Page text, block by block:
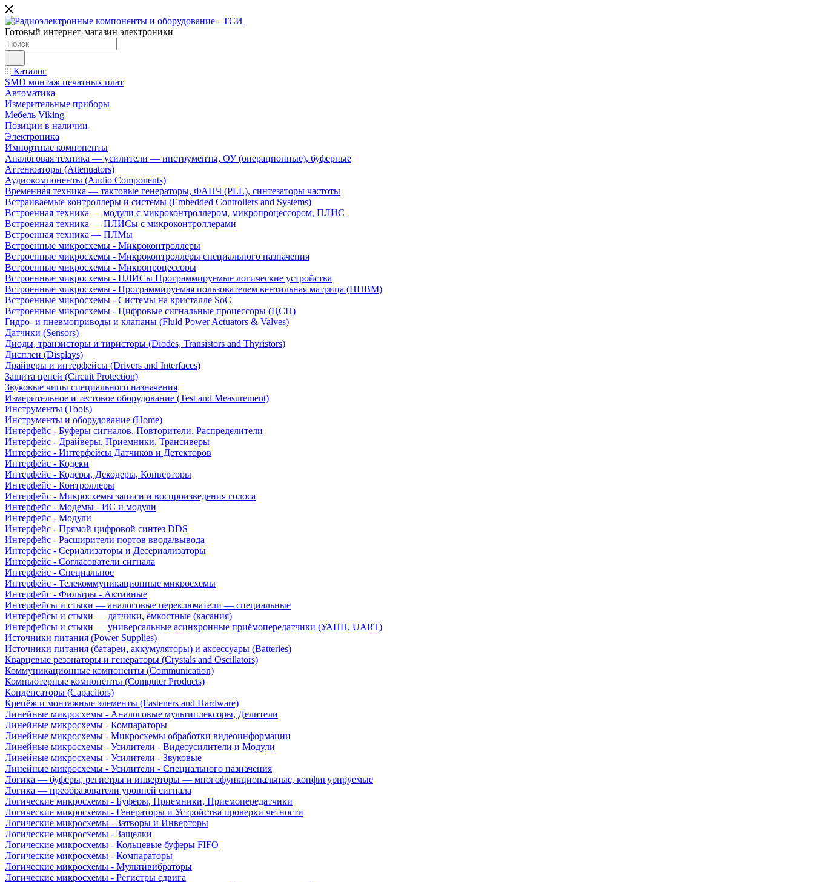
Готовый интернет-магазин электроники
Каталог
SMD монтаж печатных плат
Автоматика
Измерительные приборы
Мебель Viking
Позиции в наличии
Электроника
Импортные компоненты
Аналоговая техника — усилители — инструменты, ОУ (операционные), буферные
Аттенюаторы (Attenuators)
Аудиокомпоненты (Audio Components)
Временна́я техника — тактовые генераторы, ФАПЧ (PLL), синтезаторы частоты
Встраиваемые контроллеры и системы (Embedded Controllers and Systems)
Встроенная техника — модули с микроконтроллером, микропроцессором, ПЛИС
Встроенная техника — ПЛИСы с микроконтроллерами
Встроенная техника — ПЛМы
Встроенные микросхемы - Микроконтроллеры
Встроенные микросхемы - Микроконтроллеры специального назначения
Встроенные микросхемы - Микропроцессоры
Встроенные микросхемы - ПЛИСы Программируемые логические устройства
Встроенные микросхемы - Программируемая пользователем вентильная матрица (ППВМ)
Встроенные микросхемы - Системы на кристалле SoC
Встроенные микросхемы - Цифровые сигнальные процессоры (ЦСП)
Гидро- и пневмоприводы и клапаны (Fluid Power Actuators & Valves)
Датчики (Sensors)
Диоды, транзисторы и тиристоры (Diodes, Transistors and Thyristors)
Дисплеи (Displays)
Драйверы и интерфейсы (Drivers and Interfaces)
Защита цепей (Circuit Protection)
Звуковые чипы специального назначения
Измерительное и тестовое оборудование (Test and Measurement)
Инструменты (Tools)
Инструменты и оборудование (Home)
Интерфейс - Буферы сигналов, Повторители, Распределители
Интерфейс - Драйверы, Приемники, Трансиверы
Интерфейс - Интерфейсы Датчиков и Детекторов
Интерфейс - Кодеки
Интерфейс - Кодеры, Декодеры, Конверторы
Интерфейс - Контроллеры
Интерфейс - Микросхемы записи и воспроизведения голоса
Интерфейс - Модемы - ИС и модули
Интерфейс - Модули
Интерфейс - Прямой цифровой синтез DDS
Интерфейс - Расширители портов ввода/вывода
Интерфейс - Сериализаторы и Десериализаторы
Интерфейс - Согласователи сигнала
Интерфейс - Специальное
Интерфейс - Телекоммуникационные микросхемы
Интерфейс - Фильтры - Активные
Интерфейсы и стыки — аналоговые переключатели — специальные
Интерфейсы и стыки — датчики, ёмкостные (касания)
Интерфейсы и стыки — универсальные асинхронные приёмопередатчики (УАПП, UART)
Источники питания (Power Supplies)
Источники питания (батареи, аккумуляторы) и аксессуары (Batteries)
Кварцевые резонаторы и генераторы (Crystals and Oscillators)
Коммуникационные компоненты (Communication)
Компьютерные компоненты (Computer Products)
Конденсаторы (Capacitors)
Крепёж и монтажные элементы (Fasteners and Hardware)
Линейные микросхемы - Аналоговые мультиплексоры, Делители
Линейные микросхемы - Компараторы
Линейные микросхемы - Микросхемы обработки видеоинформации
Линейные микросхемы - Усилители - Видеоусилители и Модули
Линейные микросхемы - Усилители - Звуковые
Линейные микросхемы - Усилители - Специального назначения
Логика — буферы, регистры и инверторы — многофункциональные, конфигурируемые
Логика — преобразователи уровней сигнала
Логические микросхемы - Буферы, Приемники, Приемопередатчики
Логические микросхемы - Генераторы и Устройства проверки четности
Логические микросхемы - Затворы и Инверторы
Логические микросхемы - Защелки
Логические микросхемы - Кольцевые буферы FIFO
Логические микросхемы - Компараторы
Логические микросхемы - Мультивибраторы
Логические микросхемы - Регистры сдвига